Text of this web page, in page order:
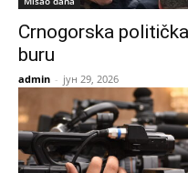
Crnogorska
buru
admin - јун 29, 2026